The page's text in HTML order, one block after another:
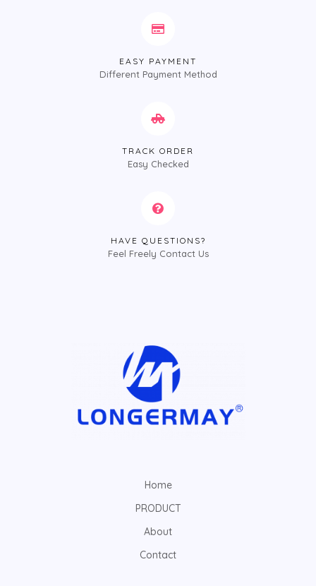
EASY PAYMENT
Different Payment Method
TRACK ORDER
Easy Checked
HAVE QUESTIONS?
Feel Freely Contact Us
Home
PRODUCT
About
Contact